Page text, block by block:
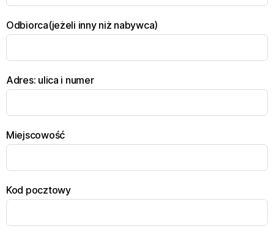
Odbiorca(jeżeli inny niż nabywca)
Adres: ulica i numer
Miejscowość
Kod pocztowy